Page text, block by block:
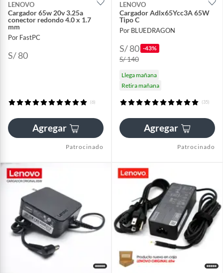
LENOVO
Cargador 65w 20v 3.25a
conector redondo 4.0 x 1.7
mm
Por FastPC
S/ 80
(6)
Agregar
Patrocinado
LENOVO
Cargador Adlx65Ycc3A 65W
Tipo C
Por BLUEDRAGON
S/ 80 -43%
S/ 140
Llega mañana
Retira mañana
(35)
Agregar
Patrocinado